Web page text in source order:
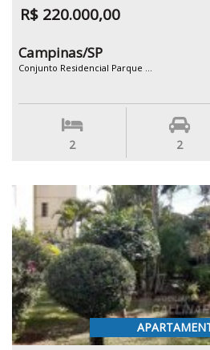
R$ 220.000,00
Campinas/SP
Conjunto Residencial Parque ...
2 2